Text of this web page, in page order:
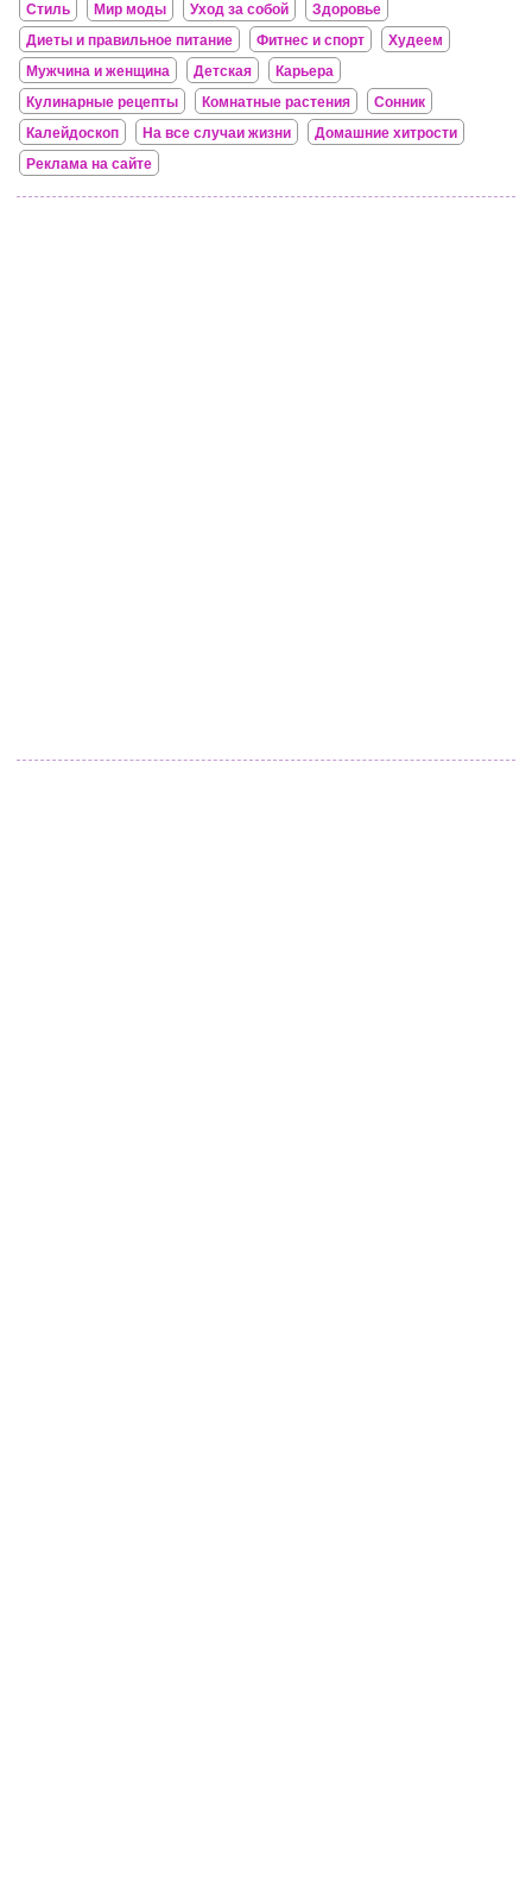
Стиль Мир моды Уход за собой
Здоровье
Диеты и правильное питание
Фитнес и спорт
Худеем
Мужчина и женщина
Детская
Карьера
Кулинарные рецепты
Комнатные растения
Сонник
Калейдоскоп
На все случаи жизни
Домашние хитрости
Реклама на сайте